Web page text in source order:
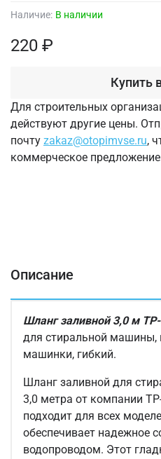
Наличие: В наличии
220 ₽
Купить
Для строительных
действуют другие цены.
почту zakaz@otopimvse.ru,
коммерческое
Описание
Шланг заливной 3,0 м
для стиральной машины,
машинки, гибкий.
Шланг заливной для
3,0 метра от компании
подходит для всех
обеспечивает надежное
водопроводом. Этот